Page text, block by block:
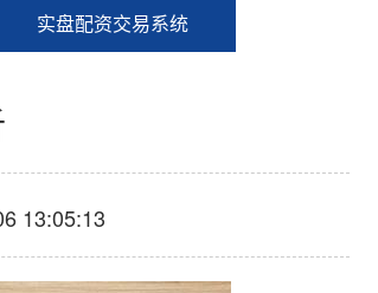
实盘配资交易系统
13:05:13